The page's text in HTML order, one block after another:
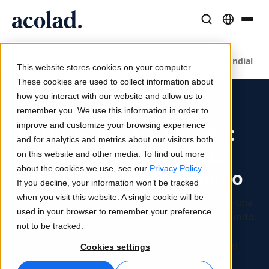
This website stores cookies on your computer.
These cookies are used to collect information about
how you interact with our website and allow us to
remember you. We use this information in order to
improve and customize your browsing experience
and for analytics and metrics about our visitors both
on this website and other media. To find out more
about the cookies we use, see our Privacy Policy.
If you decline, your information won’t be tracked
when you visit this website. A single cookie will be
used in your browser to remember your preference
not to be tracked.
Cookies settings
Traducción
Velocidad de IA, precisión humana
Interpretación
Comunicación fluida, en cualquier lugar
Medios y Entretenimiento
Lleva historias a cada pantalla
Consultoría y Externalización
Lia Translate
Traducciones instantáneas alineadas con tu marca
Conectividad
Integración de flujos de trabajo simplificada
Interpretación por IA
Traducción de voz en tiempo real
Garantía de calidad
Casos de éxito
Resultados reales de nuestros clientes
Artículos
Opiniones expertas sobre contenido global
Ebooks
Guías y estrategias detalladas
Webinars a demanda
Sobre Acolad
Sostenibilidad
Partners
Noticias
Subtitulado para el éxito: impulsar el lanzamiento mundial
de un videojuego
Subtitulado para el éxito:
impulsar el lanzamiento
mundial de un videojuego
Un gigante francés de los videojuegos necesitaba una
entrega rápida para su lanzamiento en todo el mundo.
Acolad tomó cartas en el asunto y entregó los
subtítulos en 11 idiomas para esta solicitud con un
plazo tan ajustado.